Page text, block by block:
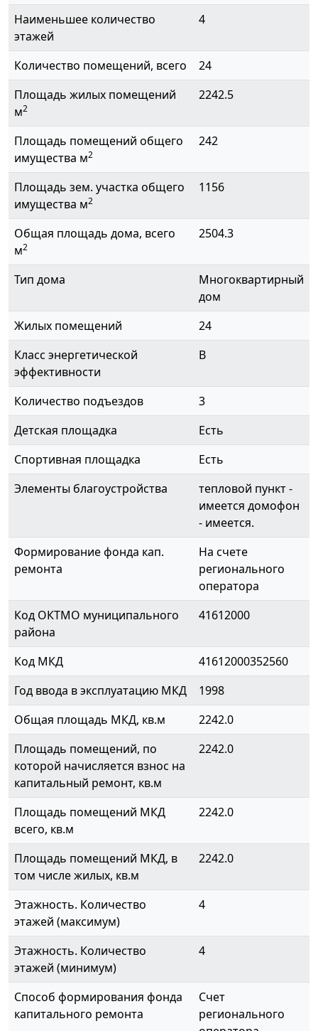
Наименьшее количество
этажей
4
Количество помещений, всего
24
Площадь жилых помещений
м2
2242.5
Площадь помещений общего
имущества м2
242
Площадь зем. участка общего
имущества м2
1156
Общая площадь дома, всего
м2
2504.3
Тип дома
Многоквартирный
дом
Жилых помещений
24
Класс энергетической
эффективности
B
Количество подъездов
3
Детская площадка
Есть
Спортивная площадка
Есть
Элементы благоустройства
тепловой пункт -
имеется домофон
- имеется.
Формирование фонда кап.
ремонта
На счете
регионального
оператора
Код ОКТМО муниципального
района
41612000
Код МКД
41612000352560
Год ввода в эксплуатацию МКД
1998
Общая площадь МКД, кв.м
2242.0
Площадь помещений, по
которой начисляется взнос на
капитальный ремонт, кв.м
2242.0
Площадь помещений МКД
всего, кв.м
2242.0
Площадь помещений МКД, в
том числе жилых, кв.м
2242.0
Этажность. Количество
этажей (максимум)
4
Этажность. Количество
этажей (минимум)
4
Способ формирования фонда
капитального ремонта
Счет
регионального